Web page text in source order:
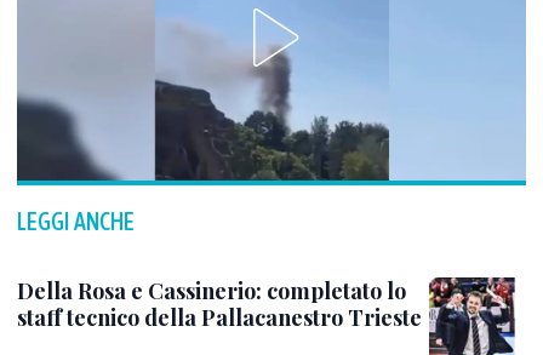
LEGGI ANCHE
Della Rosa e Cassinerio: completato lo
staff tecnico della Pallacanestro Trieste